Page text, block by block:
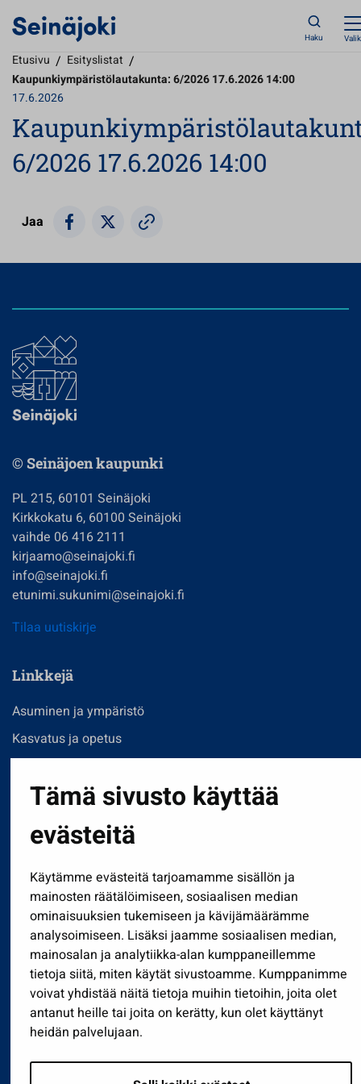
Tämä sivusto käyttää
evästeitä
Käytämme evästeitä tarjoamamme sisällön ja
mainosten räätälöimiseen, sosiaalisen median
ominaisuuksien tukemiseen ja kävijämäärämme
analysoimiseen. Lisäksi jaamme sosiaalisen median,
mainosalan ja analytiikka-alan kumppaneillemme
tietoja siitä, miten käytät sivustoamme. Kumppanimme
voivat yhdistää näitä tietoja muihin tietoihin, joita olet
antanut heille tai joita on kerätty, kun olet käyttänyt
heidän palvelujaan.
Haku
Etusivu / Esityslistat /
Kaupunkiympäristölautakunta: 6/2026 17.6.2026 14:00
17.6.2026
6/2026 17.6.2026 14:00
Jaa
© Seinäjoen kaupunki
PL 215, 60101 Seinäjoki
Kirkkokatu 6, 60100 Seinäjoki
vaihde 06 416 2111
kirjaamo@seinajoki.fi
info@seinajoki.fi
etunimi.sukunimi@seinajoki.fi
Tilaa uutiskirje
Linkkejä
Asuminen ja ympäristö
Kasvatus ja opetus
Hallinto
Työ ja yrittäminen
Osallistu ja asioi
Näytä omat evästeasetukseni
Seuraa meitä